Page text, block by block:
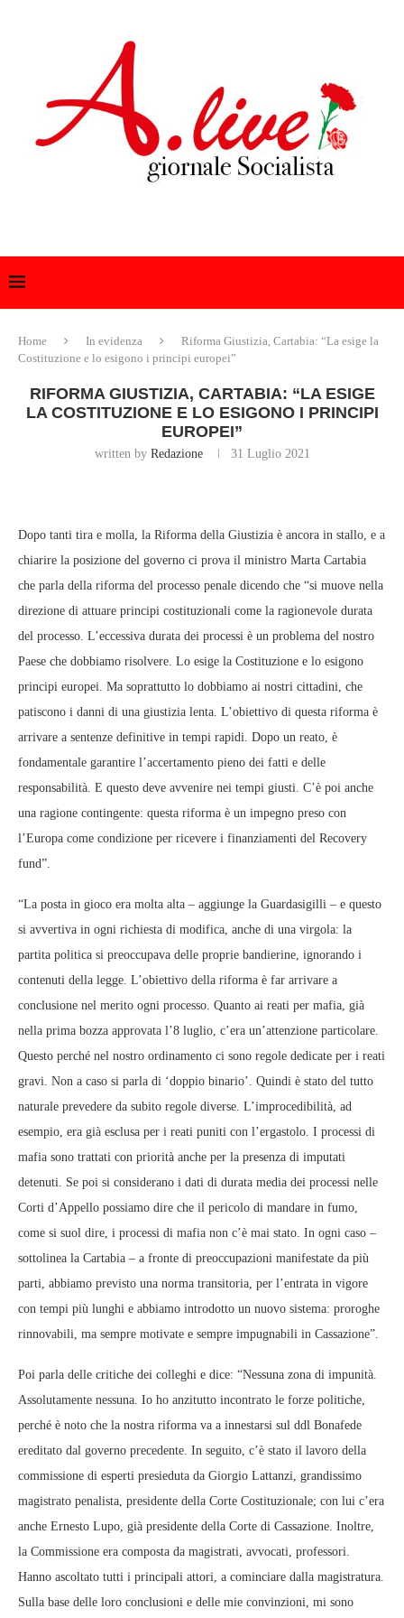
Home In evidenza
Riforma Giustizia, Cartabia: “La esige la
Costituzione e lo esigono i principi europei”
RIFORMA GIUSTIZIA, CARTABIA: “LA ESIGE
LA COSTITUZIONE E LO ESIGONO I PRINCIPI
EUROPEI”
written by Redazione 31 Luglio 2021
Dopo tanti tira e molla, la Riforma della Giustizia è ancora in stallo, e a
chiarire la posizione del governo ci prova il ministro Marta Cartabia
che parla della riforma del processo penale dicendo che “si muove nella
direzione di attuare principi costituzionali come la ragionevole durata
del processo. L’eccessiva durata dei processi è un problema del nostro
Paese che dobbiamo risolvere. Lo esige la Costituzione e lo esigono
principi europei. Ma soprattutto lo dobbiamo ai nostri cittadini, che
patiscono i danni di una giustizia lenta. L’obiettivo di questa riforma è
arrivare a sentenze definitive in tempi rapidi. Dopo un reato, è
fondamentale garantire l’accertamento pieno dei fatti e delle
responsabilità. E questo deve avvenire nei tempi giusti. C’è poi anche
una ragione contingente: questa riforma è un impegno preso con
l’Europa come condizione per ricevere i finanziamenti del Recovery
fund”.
“La posta in gioco era molta alta – aggiunge la Guardasigilli – e questo
si avvertiva in ogni richiesta di modifica, anche di una virgola: la
partita politica si preoccupava delle proprie bandierine, ignorando i
contenuti della legge. L’obiettivo della riforma è far arrivare a
conclusione nel merito ogni processo. Quanto ai reati per mafia, già
nella prima bozza approvata l’8 luglio, c’era un’attenzione particolare.
Questo perché nel nostro ordinamento ci sono regole dedicate per i reati
gravi. Non a caso si parla di ‘doppio binario’. Quindi è stato del tutto
naturale prevedere da subito regole diverse. L’improcedibilità, ad
esempio, era già esclusa per i reati puniti con l’ergastolo. I processi di
mafia sono trattati con priorità anche per la presenza di imputati
detenuti. Se poi si considerano i dati di durata media dei processi nelle
Corti d’Appello possiamo dire che il pericolo di mandare in fumo,
come si suol dire, i processi di mafia non c’è mai stato. In ogni caso –
sottolinea la Cartabia – a fronte di preoccupazioni manifestate da più
parti, abbiamo previsto una norma transitoria, per l’entrata in vigore
con tempi più lunghi e abbiamo introdotto un nuovo sistema: proroghe
rinnovabili, ma sempre motivate e sempre impugnabili in Cassazione”.
Poi parla delle critiche dei colleghi e dice: “Nessuna zona di impunità.
Assolutamente nessuna. Io ho anzitutto incontrato le forze politiche,
perché è noto che la nostra riforma va a innestarsi sul ddl Bonafede
ereditato dal governo precedente. In seguito, c’è stato il lavoro della
commissione di esperti presieduta da Giorgio Lattanzi, grandissimo
magistrato penalista, presidente della Corte Costituzionale; con lui c’era
anche Ernesto Lupo, già presidente della Corte di Cassazione. Inoltre,
la Commissione era composta da magistrati, avvocati, professori.
Hanno ascoltato tutti i principali attori, a cominciare dalla magistratura.
Sulla base delle loro conclusioni e delle mie convinzioni, mi sono